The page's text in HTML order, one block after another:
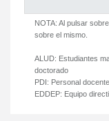
NOTA: Al pulsar
sobre el mismo.
ALUD: Estudiantes
doctorado
PDI: Personal
EDDEP: Equipo